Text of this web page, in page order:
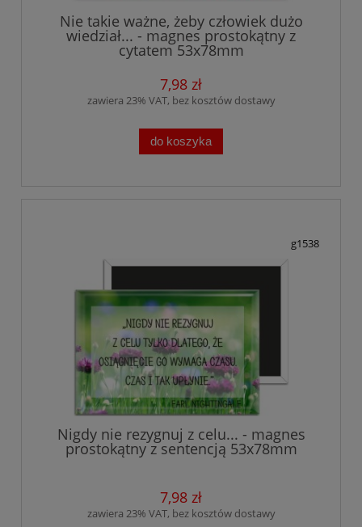
Nie takie ważne, żeby człowiek dużo
wiedział... - magnes prostokątny z
cytatem 53x78mm
7,98 zł
zawiera 23% VAT, bez kosztów dostawy
do koszyka
g1538
Nigdy nie rezygnuj z celu... - magnes
prostokątny z sentencją 53x78mm
7,98 zł
zawiera 23% VAT, bez kosztów dostawy